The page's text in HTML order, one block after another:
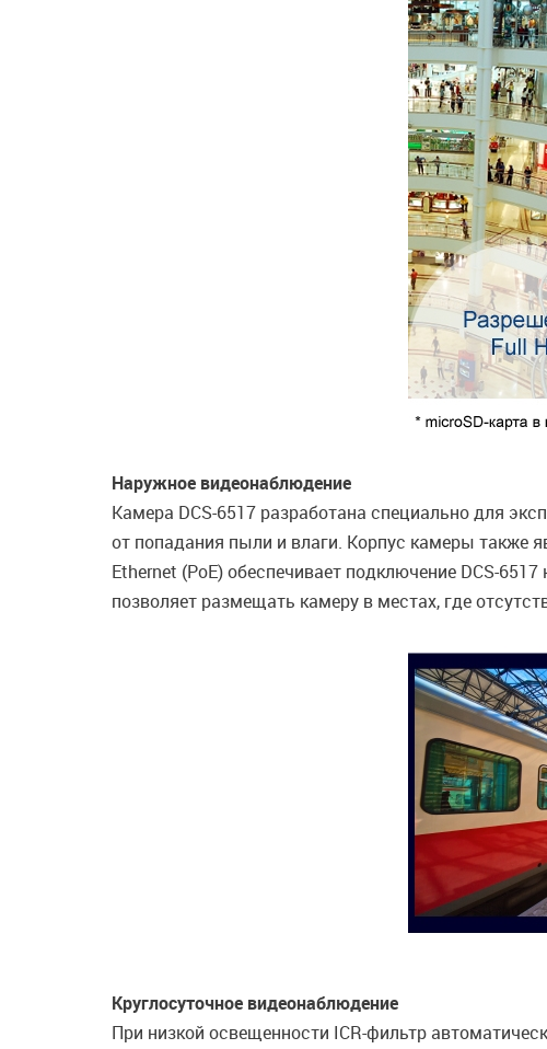
Наружное видеонаблюдение
Камера DCS-6517 разработана специально для
от попадания пыли и влаги. Корпус камеры также
Ethernet (PoE) обеспечивает подключение DCS-
позволяет размещать камеру в местах, где
Круглосуточное видеонаблюдение
При низкой освещенности ICR-фильтр